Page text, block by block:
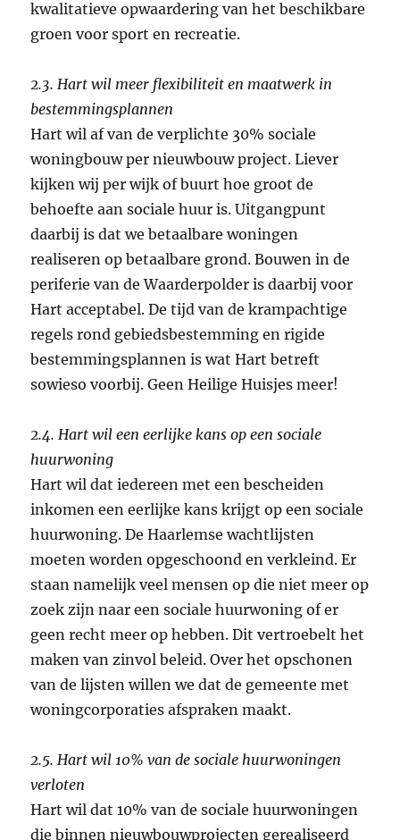
kwalitatieve opwaardering van het beschikbare
groen voor sport en recreatie.
2.3. Hart wil meer flexibiliteit en maatwerk in
bestemmingsplannen
Hart wil af van de verplichte 30% sociale
woningbouw per nieuwbouw project. Liever
kijken wij per wijk of buurt hoe groot de
behoefte aan sociale huur is. Uitgangpunt
daarbij is dat we betaalbare woningen
realiseren op betaalbare grond. Bouwen in de
periferie van de Waarderpolder is daarbij voor
Hart acceptabel. De tijd van de krampachtige
regels rond gebiedsbestemming en rigide
bestemmingsplannen is wat Hart betreft
sowieso voorbij. Geen Heilige Huisjes meer!
2.4. Hart wil een eerlijke kans op een sociale
huurwoning
Hart wil dat iedereen met een bescheiden
inkomen een eerlijke kans krijgt op een sociale
huurwoning. De Haarlemse wachtlijsten
moeten worden opgeschoond en verkleind. Er
staan namelijk veel mensen op die niet meer op
zoek zijn naar een sociale huurwoning of er
geen recht meer op hebben. Dit vertroebelt het
maken van zinvol beleid. Over het opschonen
van de lijsten willen we dat de gemeente met
woningcorporaties afspraken maakt.
2.5. Hart wil 10% van de sociale huurwoningen
verloten
Hart wil dat 10% van de sociale huurwoningen
die binnen nieuwbouwprojecten gerealiseerd